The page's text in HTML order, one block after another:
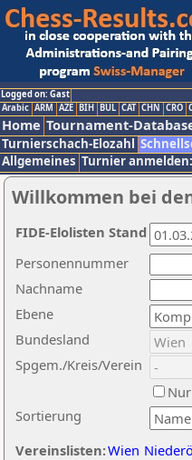
Logged on: Gast
Arabic ARM AZE BIH BUL CAT CHN CRO
Home Tournament-
Turnierschach-Elozahl
Allgemeines Turnier
Willkommen bei
Nachname
Ebene
Sortierung
Personennummer
Bundesland
Spgem./Kreis/Verein
Vereinslisten:Wien
FIDE-Elolisten Stand